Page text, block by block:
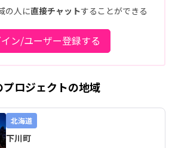
の人に直接チャットすることができる
ン/ユーザー登録する
プロジェクトの地域
北海道
下川町